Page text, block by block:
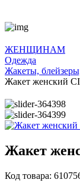
ЖЕНЩИНАМ
Одежда
Жакеты,
Жакет женский
Жакет
Код товара: